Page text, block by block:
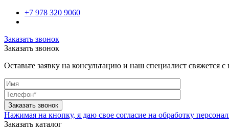
+7 978 320 9060
Заказать звонок
Заказать звонок
Оставьте заявку на консультацию и наш специалист свяжется с
Нажимая на кнопку, я даю свое согласие на обработку
Заказать каталог